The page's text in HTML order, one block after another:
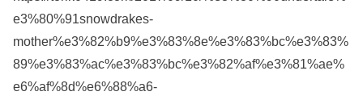
e3%80%91snowdrakes-
mother%e3%82%b9%e3%83%8e%e3%83%bc%e3%83%
89%e3%83%ac%e3%83%bc%e3%82%af%e3%81%ae%
e6%af%8d%e6%88%a6-